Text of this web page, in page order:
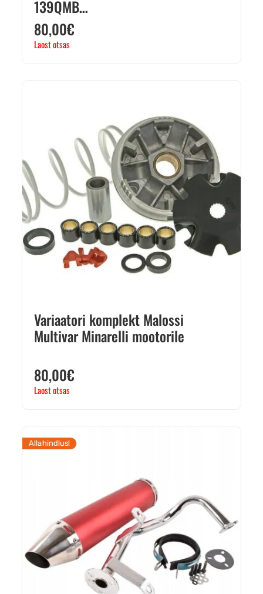
139QMB…
80,00€
Laost otsas
Variaatori komplekt Malossi
Multivar Minarelli mootorile
80,00€
Laost otsas
Allahindlus!